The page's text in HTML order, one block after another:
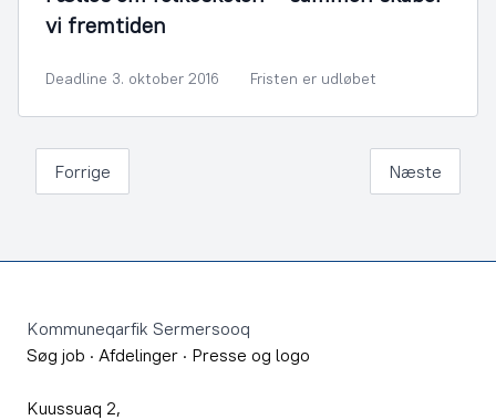
vi fremtiden
Deadline 3. oktober 2016 Fristen er udløbet
Forrige Næste
Kommuneqarfik Sermersooq
Søg job · Afdelinger · Presse og logo
Kuussuaq 2,